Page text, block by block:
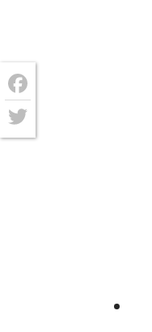
Facebook
Twitter